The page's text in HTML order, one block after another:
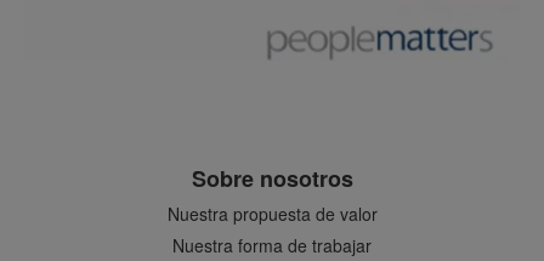
Sobre nosotros
Nuestra propuesta de valor
Nuestra forma de trabajar